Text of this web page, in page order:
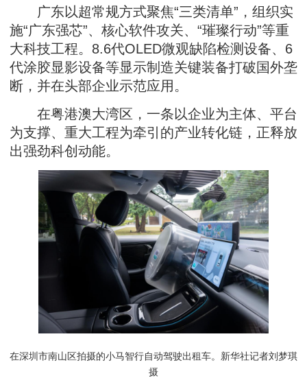
广东以超常规方式聚焦“三类清单”，组织实
施“广东强芯”、核心软件攻关、“璀璨行动”等重
大科技工程。8.6代OLED微观缺陷检测设备、6
代涂胶显影设备等显示制造关键装备打破国外垄
断，并在头部企业示范应用。
在粤港澳大湾区，一条以企业为主体、平台
为支撑、重大工程为牵引的产业转化链，正释放
出强劲科创动能。
在深圳市南山区拍摄的小马智行自动驾驶出租车。新华社记者刘梦琪
摄